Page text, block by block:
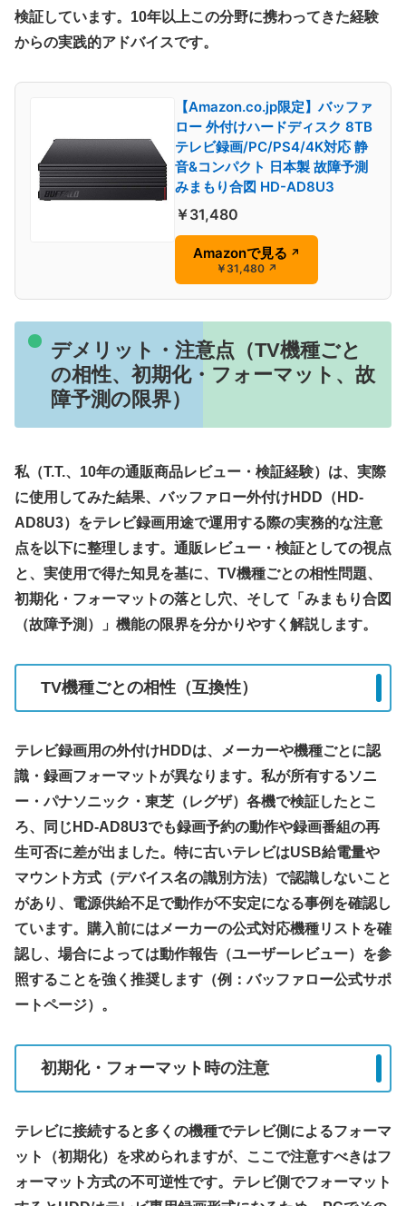
検証しています。10年以上この分野に携わってきた経験
からの実践的アドバイスです。
【Amazon.co.jp限定】バッファ
ロー 外付けハードディスク 8TB
テレビ録画/PC/PS4/4K対応 静
音&コンパクト 日本製 故障予測
みまもり合図 HD-AD8U3
￥31,480
Amazonで見る ↗
￥31,480 ↗
デメリット・注意点（TV機種ごと
の相性、初期化・フォーマット、故
障予測の限界）
私（T.T.、10年の通販商品レビュー・検証経験）は、実際
に使用してみた結果、バッファロー外付けHDD（HD-
AD8U3）をテレビ録画用途で運用する際の実務的な注意
点を以下に整理します。通販レビュー・検証としての視点
と、実使用で得た知見を基に、TV機種ごとの相性問題、
初期化・フォーマットの落とし穴、そして「みまもり合図
（故障予測）」機能の限界を分かりやすく解説します。
TV機種ごとの相性（互換性）
テレビ録画用の外付けHDDは、メーカーや機種ごとに認
識・録画フォーマットが異なります。私が所有するソニ
ー・パナソニック・東芝（レグザ）各機で検証したとこ
ろ、同じHD-AD8U3でも録画予約の動作や録画番組の再
生可否に差が出ました。特に古いテレビはUSB給電量や
マウント方式（デバイス名の識別方法）で認識しないこと
があり、電源供給不足で動作が不安定になる事例を確認し
ています。購入前にはメーカーの公式対応機種リストを確
認し、場合によっては動作報告（ユーザーレビュー）を参
照することを強く推奨します（例：バッファロー公式サポ
ートページ）。
初期化・フォーマット時の注意
テレビに接続すると多くの機種でテレビ側によるフォーマ
ット（初期化）を求められますが、ここで注意すべきはフ
ォーマット方式の不可逆性です。テレビ側でフォーマット